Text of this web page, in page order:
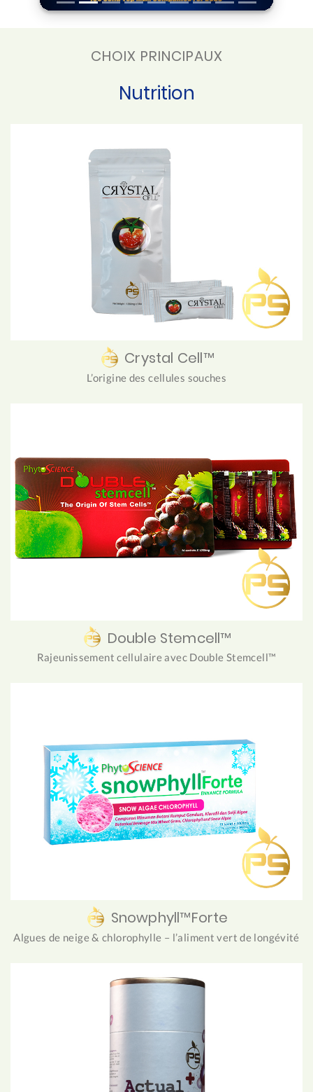
CHOIX PRINCIPAUX
Nutrition
Crystal Cell™
L’origine des cellules souches
Double Stemcell™
Rajeunissement cellulaire avec Double Stemcell™
Snowphyll™Forte
Algues de neige & chlorophylle – l’aliment vert de longévité